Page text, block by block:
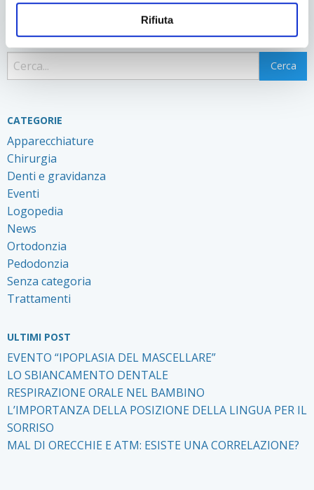
Rifiuta
Facebook
Twitter
LinkedIn
WhatsApp
Condividi
CATEGORIE
Apparecchiature
Chirurgia
Denti e gravidanza
Eventi
Logopedia
News
Ortodonzia
Pedodonzia
Senza categoria
Trattamenti
ULTIMI POST
EVENTO “IPOPLASIA DEL MASCELLARE”
LO SBIANCAMENTO DENTALE
RESPIRAZIONE ORALE NEL BAMBINO
L’IMPORTANZA DELLA POSIZIONE DELLA LINGUA PER IL
SORRISO
MAL DI ORECCHIE E ATM: ESISTE UNA CORRELAZIONE?